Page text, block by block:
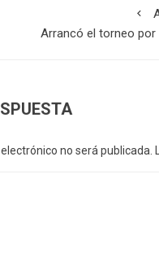
Arrancó el torneo por
no será publicada.